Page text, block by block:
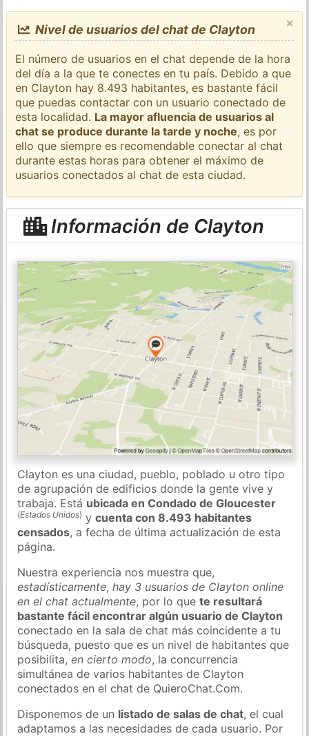
×
Nivel de usuarios del chat de Clayton
El número de usuarios en el chat depende de la hora
del día a la que te conectes en tu país. Debido a que
en Clayton hay 8.493 habitantes, es bastante fácil
que puedas contactar con un usuario conectado de
esta localidad. La mayor afluencia de usuarios al
chat se produce durante la tarde y noche, es por
ello que siempre es recomendable conectar al chat
durante estas horas para obtener el máximo de
usuarios conectados al chat de esta ciudad.
Información de Clayton
Clayton es una ciudad, pueblo, poblado u otro tipo
de agrupación de edificios donde la gente vive y
trabaja. Está ubicada en Condado de Gloucester
(Estados Unidos) ycuenta con 8.493 habitantes
censados, a fecha de última actualización de esta
página.
Nuestra experiencia nos muestra que,
estadísticamente,hay 3 usuarios de Clayton online
en el chat actualmente, por lo quete resultará
bastante fácil encontrar algún usuario de Clayton
conectado en la sala de chat más coincidente a tu
búsqueda, puesto que es un nivel de habitantes que
posibilita,en cierto modo, la concurrencia
simultánea de varios habitantes de Clayton
conectados en el chat de QuieroChat.Com.
Disponemos de un listado de salas de chat, el cual
adaptamos a las necesidades de cada usuario. Por